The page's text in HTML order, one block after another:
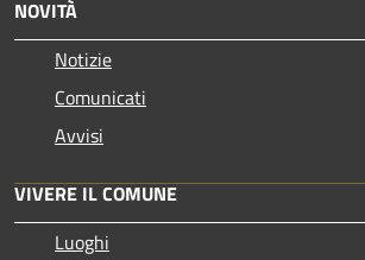
NOVITÀ
Notizie
Comunicati
Avvisi
VIVERE IL COMUNE
Luoghi